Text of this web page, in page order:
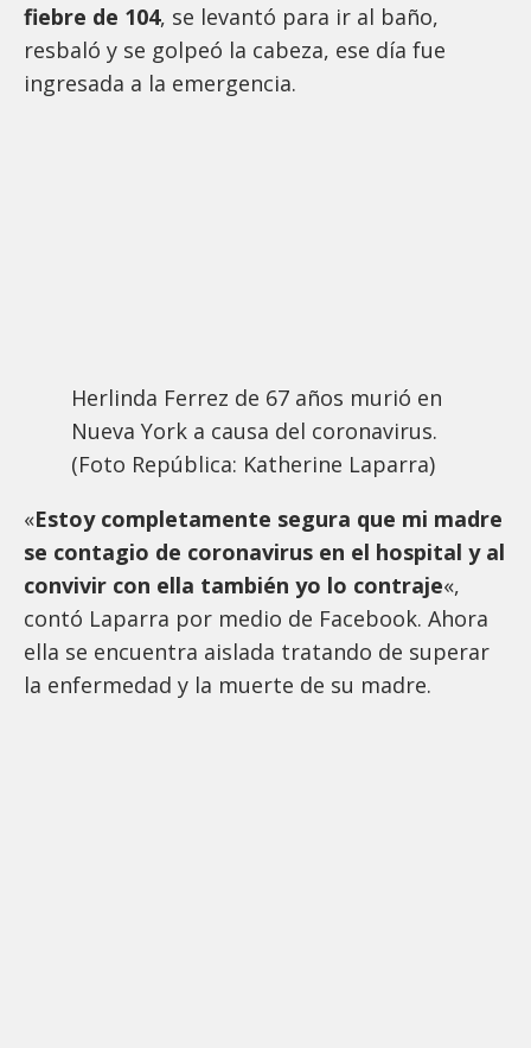
fiebre de 104, se levantó para ir al baño,
resbaló y se golpeó la cabeza, ese día fue
ingresada a la emergencia.
Herlinda Ferrez de 67 años murió en
Nueva York a causa del coronavirus.
(Foto República: Katherine Laparra)
«Estoy completamente segura que mi madre
se contagio de coronavirus en el hospital y al
convivir con ella también yo lo contraje«,
contó Laparra por medio de Facebook. Ahora
ella se encuentra aislada tratando de superar
la enfermedad y la muerte de su madre.